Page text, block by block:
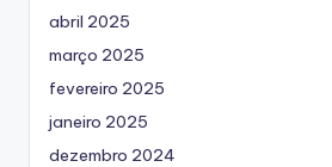
abril 2025
março 2025
fevereiro 2025
janeiro 2025
dezembro 2024